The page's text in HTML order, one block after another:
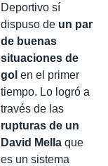
Deportivo sí
dispuso de un par
de buenas
situaciones de
gol en el primer
tiempo. Lo logró a
través de las
rupturas de un
David Mella que
es un sistema